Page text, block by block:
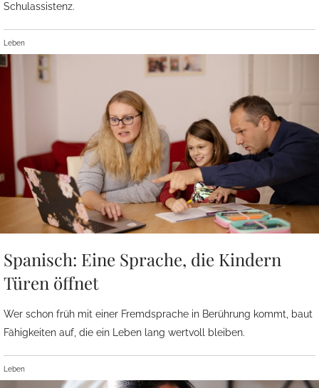
Schulassistenz.
Leben
Spanisch: Eine Sprache, die Kindern
Türen öffnet
Wer schon früh mit einer Fremdsprache in Berührung kommt, baut
Fähigkeiten auf, die ein Leben lang wertvoll bleiben.
Leben